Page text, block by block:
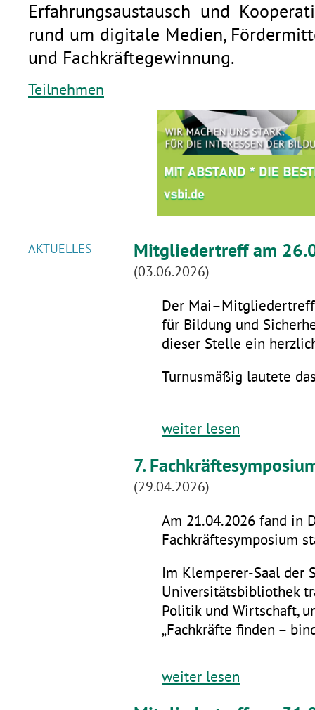
Erfahrungsaustausch und
rund um digitale Medien,
und Fachkräftegewinnung.
Teilnehmen
AKTUELLES Mitgliedertreff am
(03.06.2026)
Der
für Bildung und
dieser Stelle ein
Turnusmäßig lautete
weiter lesen
7.
(29.04.2026)
Am 21.04.2026 fand in
Fachkräftesymposium
Im Klemperer-Saal der
Universitätsbibliothek
Politik und Wirtschaft,
„Fachkräfte finden –
weiter lesen